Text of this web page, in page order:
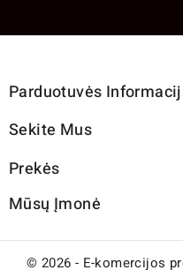
Parduotuvės
Sekite Mus
Prekės
Mūsų Įmonė
© 2026 - E-komercijos